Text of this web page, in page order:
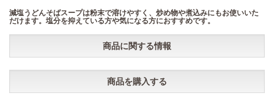
減塩うどんそばスープは粉末で溶けやすく、炒め物や煮込みにもお使いいた
だけます。塩分を抑えている方や気になる方におすすめです。
商品に関する情報
商品を購入する